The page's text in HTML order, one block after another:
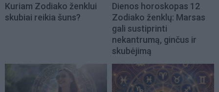
Kuriam Zodiako ženklui
skubiai reikia šuns?
Dienos horoskopas 12
Zodiako ženklų: Marsas
gali sustiprinti
nekantrumą, ginčus ir
skubėjimą